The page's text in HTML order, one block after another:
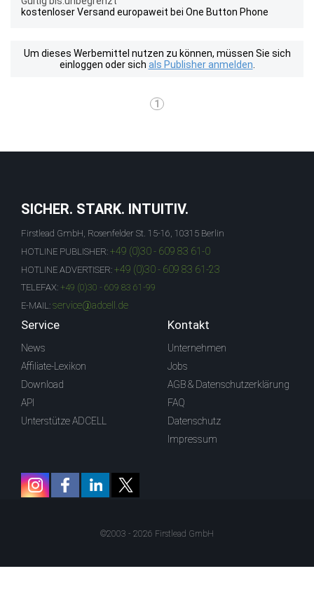
kostenloser Versand europaweit bei One Button Phone
Um dieses Werbemittel nutzen zu können, müssen Sie sich
einloggen oder sich als Publisher anmelden
1
SICHER. STARK. INTUITIV.
Firstlead GmbH, Rosenfelder St. 15-16, 10315 Berlin
HOTLINE PUBLISHER: +49 (0)30 - 609 83 61-0
HOTLINE ADVERTISER: +49 (0)30 - 609 83 61-23
TELEFAX: +49 (0)30 - 609 83 61-99
E-MAIL: service@adcell.de
Service
News
Affiliate-Lexikon
Download
API
Unterstütze ADCELL
Kontakt
Unternehmen
Jobs
AGB & Datenschutzerklärung
FAQ
Datenschutz
Impressum
©2003 - 2026 Firstlead GmbH